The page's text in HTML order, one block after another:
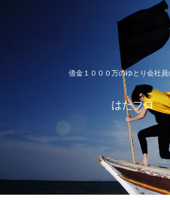
借金１０００万のゆとり会社員
はたブロ